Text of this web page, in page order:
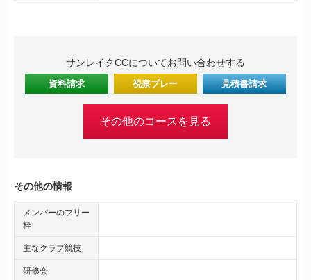
サンレイクCCについてお問い合わせする
資料請求 視察プレー 見積書請求
その他のコースを見る
その他の情報
メンバーのフリー
枠
主なクラブ競技
研修会